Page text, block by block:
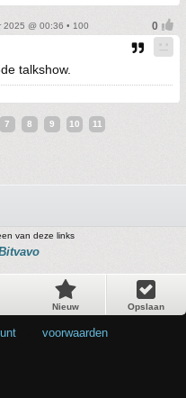
2025 @ 00:36 • 100
talkshow.
7 8 9 10 11
van deze links
Nieuw Opslaan
voorwaarden